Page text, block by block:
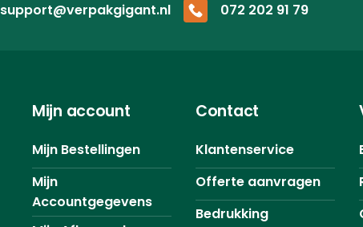
support@verpakgigant.nl 072 202 91 79
Mijn account
Mijn Bestellingen
Mijn
Accountgegevens
Contact
Klantenservice
Offerte aanvragen
Bedrukking